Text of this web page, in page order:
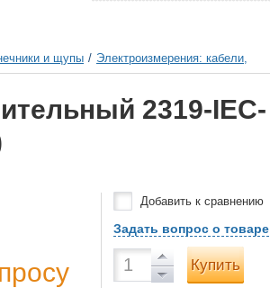
и щупы / Электроизмерения: кабели,
2319-IEC-
Добавить к сравнению
Задать вопрос о товаре
Купить